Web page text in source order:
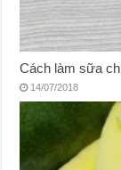
Cách làm sữa
14/07/2018